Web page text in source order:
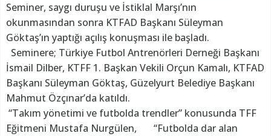
Seminer, saygı duruşu ve İstiklal Marşı’nın
okunmasından sonra KTFAD Başkanı Süleyman
Göktaş’ın yaptığı açılış konuşması ile başladı.
Seminere; Türkiye Futbol Antrenörleri Derneği Başkanı
İsmail Dilber, KTFF 1. Başkan Vekili Orçun Kamalı, KTFAD
Başkanı Süleyman Göktaş, Güzelyurt Belediye Başkanı
Mahmut Özçınar’da katıldı.
“Takım yönetimi ve futbolda trendler” konusunda TFF
Eğitmeni Mustafa Nurgülen, “Futbolda dar alan